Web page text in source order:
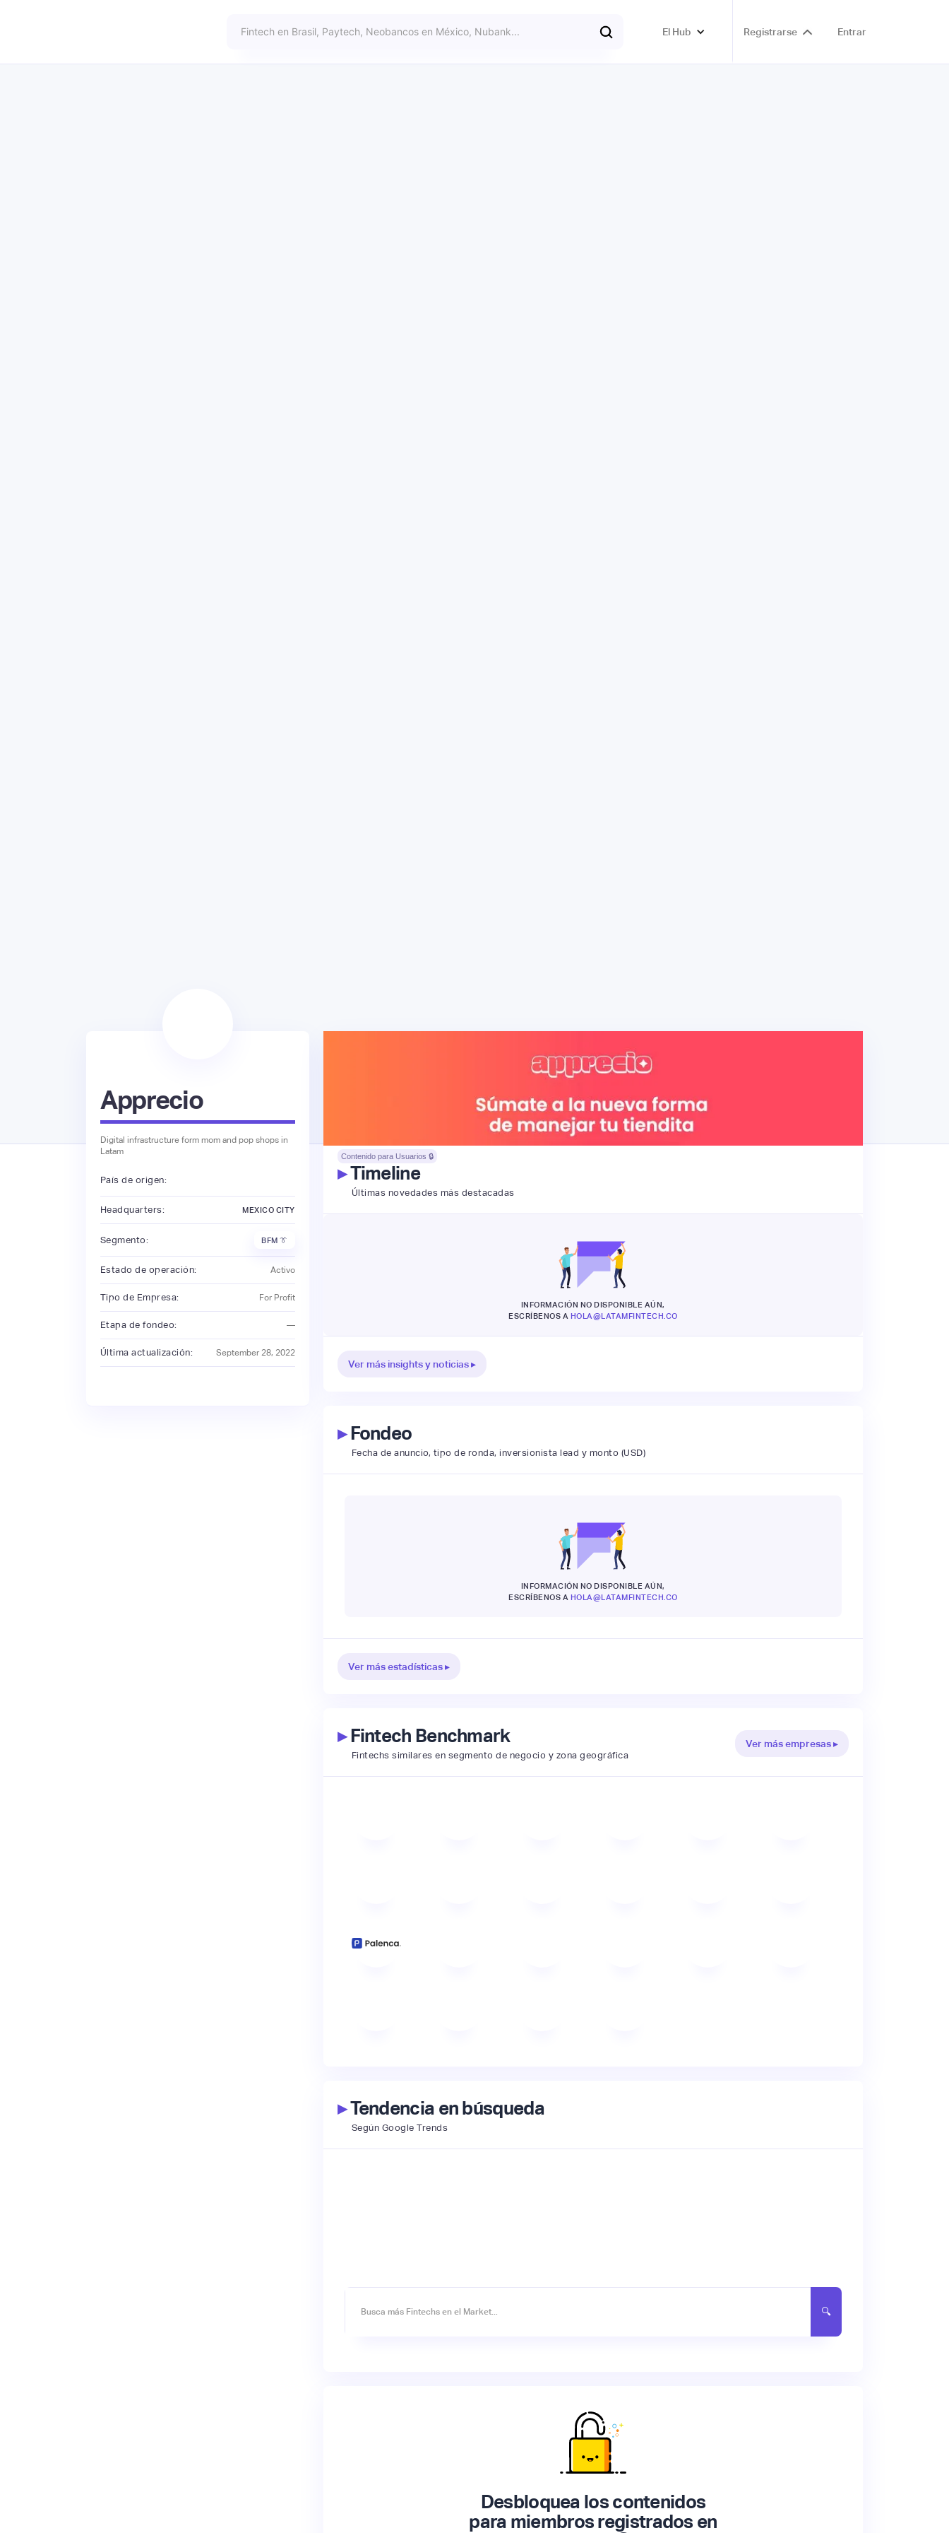
El Hub Registrarse Entrar
Apprecio
Digital infrastructure form mom and pop shops in
Latam
País de origen:
Headquarters: MEXICO CITY
Segmento: BFM 👔
Estado de operación: Activo
Tipo de Empresa: For Profit
Etapa de fondeo: —
Última actualización: September 28, 2022
Contenido para Usuarios 🔒
▸Timeline
Últimas novedades más destacadas
INFORMACIÓN NO DISPONIBLE AÚN,
ESCRÍBENOS A HOLA@LATAMFINTECH.CO
Ver más insights y noticias ▸
▸Fondeo
Fecha de anuncio, tipo de ronda, inversionista lead y monto (USD)
INFORMACIÓN NO DISPONIBLE AÚN,
ESCRÍBENOS A HOLA@LATAMFINTECH.CO
Ver más estadísticas ▸
▸Fintech Benchmark
Fintechs similares en segmento de negocio y zona geográfica
Ver más empresas ▸
▸Tendencia en búsqueda
Según Google Trends
Desbloquea los contenidos
para miembros registrados en